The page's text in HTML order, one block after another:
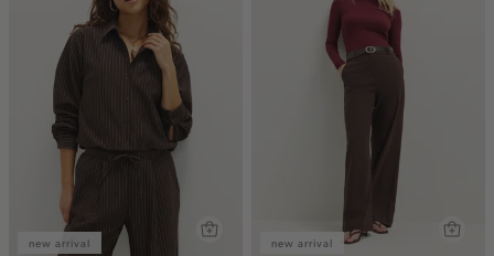
new arrival new arrival